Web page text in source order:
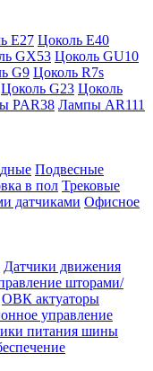
E27 Цоколь E40
GX53 Цоколь GU10
G9 Цоколь R7s
Цоколь G23 Цоколь
PAR38 Лампы AR111
Подвесные
в пол Трековые
датчиками Офисное
Датчики движения
шторами/
ОВК актуаторы
управление
питания шины